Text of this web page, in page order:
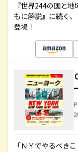
『世界244の国と
もに解説』に続く
登場！
「ＮＹでやるべき